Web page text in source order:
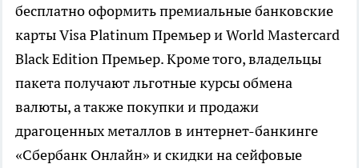
бесплатно оформить премиальные банковские
карты Visa Platinum Премьер и World Mastercard
Black Edition Премьер. Кроме того, владельцы
пакета получают льготные курсы обмена
валюты, а также покупки и продажи
драгоценных металлов в интернет-банкинге
«Сбербанк Онлайн» и скидки на сейфовые